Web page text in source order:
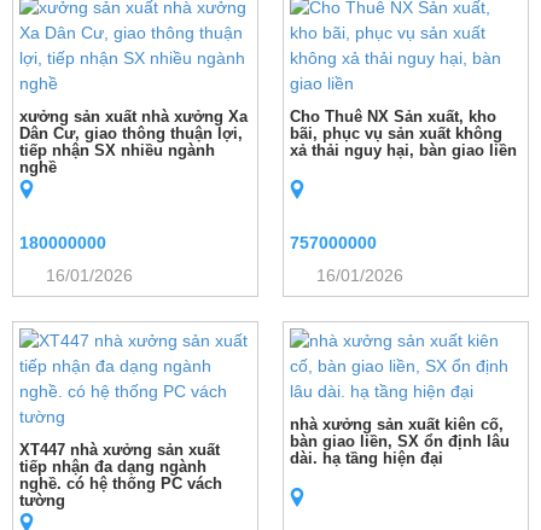
xưởng sản xuất nhà xưởng Xa
Dân Cư, giao thông thuận lợi,
tiếp nhận SX nhiều ngành
nghề
180000000
16/01/2026
Cho Thuê NX Sản xuất, kho
bãi, phục vụ sản xuất không
xả thải nguy hại, bàn giao liền
757000000
16/01/2026
XT447 nhà xưởng sản xuất
tiếp nhận đa dạng ngành
nghề. có hệ thống PC vách
tường
nhà xưởng sản xuất kiên cố,
bàn giao liền, SX ổn định lâu
dài. hạ tầng hiện đại